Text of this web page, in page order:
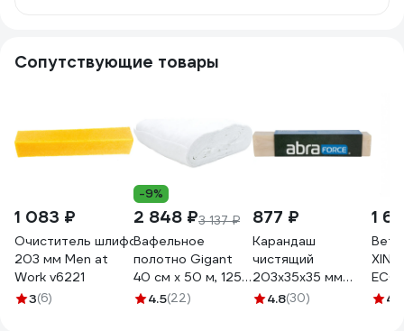
Сопутствующие товары
1 083 ₽
Очиститель шлифовальной ленты
203 мм Men at
Work v6221
3(6)
-9%
2 848 ₽3 137 ₽
Вафельное
полотно Gigant
40 см х 50 м, 125
г/м2 GVL-200
4.5(22)
877 ₽
Карандаш
чистящий
203х35x35 мм
Abraforce
4.8(30)
1
4.3